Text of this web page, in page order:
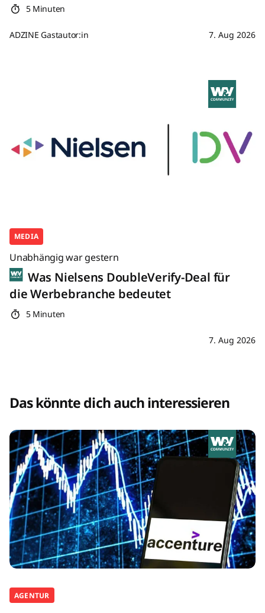
5 Minuten
ADZINE Gastautor:in 7. Aug 2026
MEDIA
Unabhängig war gestern
Was Nielsens DoubleVerify-Deal für
die Werbebranche bedeutet
5 Minuten
7. Aug 2026
Das könnte dich auch interessieren
AGENTUR